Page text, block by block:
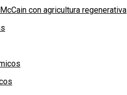
con agricultura regenerativa